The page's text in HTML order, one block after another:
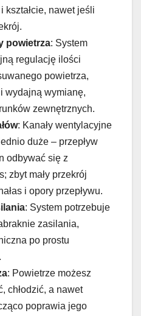
kształcie, nawet jeśli
powietrza: System
regulację ilości
powietrza,
wydajną wymianę,
zewnętrznych.
: Kanały wentylacyjne
duże – przepływ
odbywać się z
zbyt mały przekrój
i opory przepływu.
: System potrzebuje
zasilania,
po prostu
: Powietrze możesz
chłodzić, a nawet
poprawia jego